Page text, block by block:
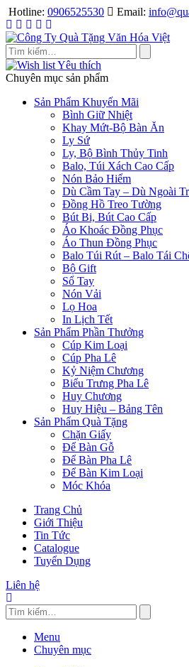
Skip
to
content
Hotline: 0906525530 Email:
Yêu thích
Chuyên mục sản phẩm
Sản Phẩm Khuyến Mãi
Bình Giữ Nhiệt
Khay Mứt-Bộ Bàn Ăn
Ly Sứ
Ly, Bộ Bình Thủy Tinh
Balo, Túi Xách Cao Cấp
Nón Bảo Hiểm
Dù Cầm Tay – Dù Ngoài
Đồng Hồ Treo Tường
Bút Bi, Bút Cao Cấp
Áo Khoác Đồng Phục
Áo Thun Đồng Phục
Balo Túi Rút – Balo Tái
Bộ Gift
Sổ Tay
Nón Vải
Lọ Hoa
In Lịch Tết
Sản Phẩm Phần Thưởng
Cúp Kim Loại
Cúp Pha Lê
Kỷ Niệm Chương
Biểu Trưng Pha Lê
Huy Chương
Huy Hiệu – Bảng Tên
Sản Phẩm Quà Tặng
Chặn Giấy
Để Bàn Gỗ
Để Bàn Pha Lê
Để Bàn Kim Loại
Móc Khóa
Trang Chủ
Giới Thiệu
Tin Tức
Catalogue
Tuyển Dụng
Liên hệ
Menu
Chuyên mục